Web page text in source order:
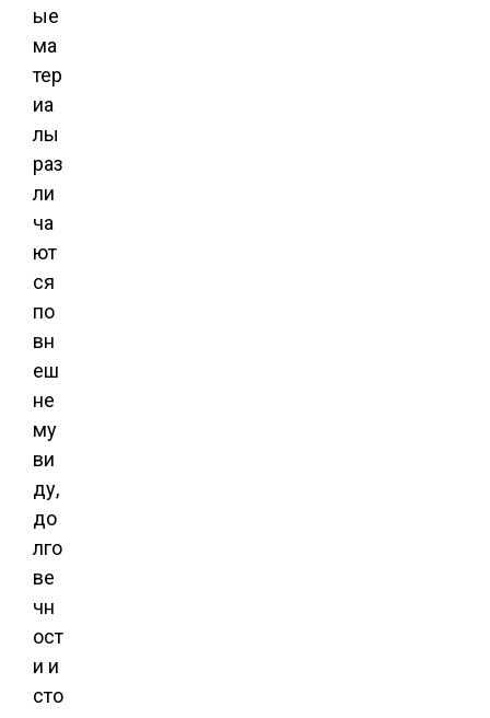
ые
ма
тер
иа
лы
раз
ли
ча
ют
ся
по
вн
еш
не
му
ви
ду,
до
лго
ве
чн
ост
и и
сто